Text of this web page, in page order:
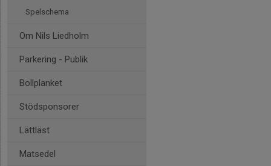
Spelschema
Om Nils Liedholm
Parkering - Publik
Bollplanket
Stödsponsorer
Lättläst
Matsedel